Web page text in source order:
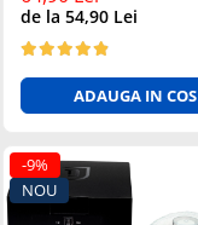
de la 54,90 Lei
ADAUGA IN COS
-9%
NOU